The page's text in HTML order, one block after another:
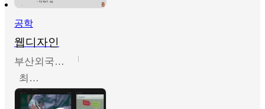
공학
웹디자인
부산외국어대학교
최진오